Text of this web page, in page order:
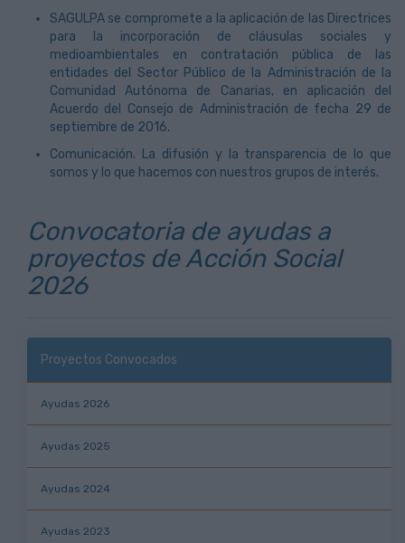
SAGULPA se compromete a la aplicación de las Directrices
para la incorporación de cláusulas sociales y
medioambientales en contratación pública de las
entidades del Sector Público de la Administración de la
Comunidad Autónoma de Canarias, en aplicación del
Acuerdo del Consejo de Administración de fecha 29 de
septiembre de 2016.
Comunicación. La difusión y la transparencia de lo que
somos y lo que hacemos con nuestros grupos de interés.
Convocatoria de ayudas a
proyectos de Acción Social
2026
Proyectos Convocados
Ayudas 2026
Ayudas 2025
Ayudas 2024
Ayudas 2023